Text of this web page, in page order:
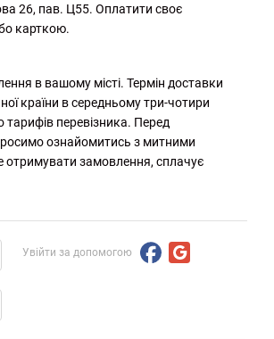
26, пав. Ц55. Оплатити своє
карткою.
в вашому місті. Термін доставки
країни в середньому три-чотири
тарифів перевізника. Перед
ознайомитись з митними
отримувати замовлення, сплачує
Увійти за допомогою